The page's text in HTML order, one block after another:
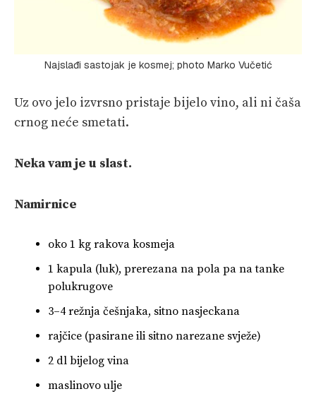
Najslađi sastojak je kosmej; photo Marko Vučetić
Uz ovo jelo izvrsno pristaje bijelo vino, ali ni čaša
crnog neće smetati.
Neka vam je u slast.
Namirnice
oko 1 kg rakova kosmeja
1 kapula (luk), prerezana na pola pa na tanke
polukrugove
3–4 režnja češnjaka, sitno nasjeckana
rajčice (pasirane ili sitno narezane svježe)
2 dl bijelog vina
maslinovo ulje